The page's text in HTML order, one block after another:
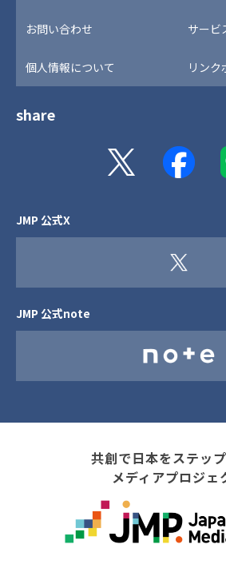
お問い合わせ サービ
個人情報について リンク
share
JMP 公式X
JMP 公式note
共創で日本をステッ
メディアプロジェ